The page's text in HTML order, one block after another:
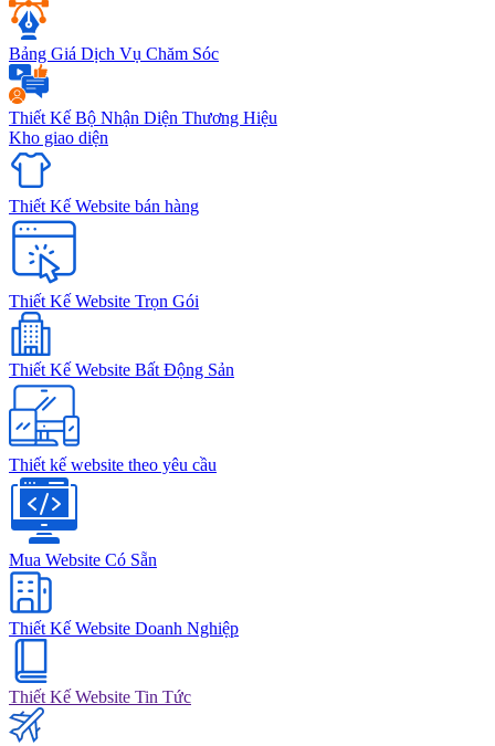
Bảng Giá Dịch Vụ Chăm Sóc
Thiết Kế Bộ Nhận Diện Thương Hiệu
Kho giao diện
Thiết Kế Website bán hàng
Thiết Kế Website Trọn Gói
Thiết Kế Website Bất Động Sản
Thiết kế website theo yêu cầu
Mua Website Có Sẵn
Thiết Kế Website Doanh Nghiệp
Thiết Kế Website Tin Tức